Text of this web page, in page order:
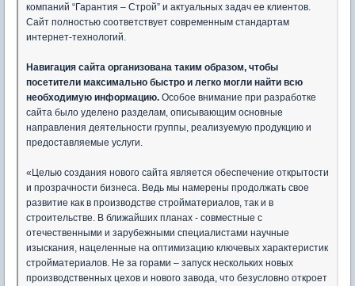
компаний “Гарантия – Строй” и актуальных задач ее клиентов.
Сайт полностью соответствует современным стандартам
интернет-технологий.
Навигация сайта организована таким образом, чтобы
посетители максимально быстро и легко могли найти всю
необходимую информацию. Особое внимание при разработке
сайта было уделено разделам, описывающим основные
направления деятельности группы, реализуемую продукцию и
предоставляемые услуги.
«Целью создания нового сайта является обеспечение открытости
и прозрачности бизнеса. Ведь мы намерены продолжать свое
развитие как в производстве стройматериалов, так и в
строительстве. В ближайших планах - совместные с
отечественными и зарубежными специалистами научные
изыскания, нацеленные на оптимизацию ключевых характеристик
стройматериалов. Не за горами – запуск нескольких новых
производственных цехов и нового завода, что безусловно откроет